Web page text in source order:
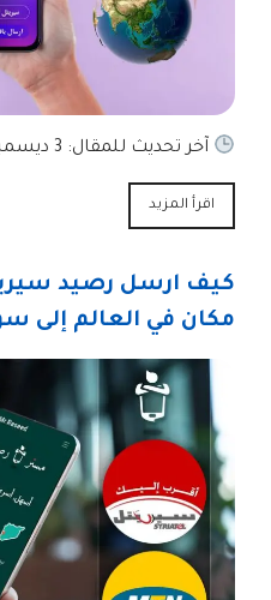
آخر تحديث للمقال: 3 ديسمبر, 2024اذا كنت تبحث عن…
اقرأ المزيد
مكان في العالم إلى